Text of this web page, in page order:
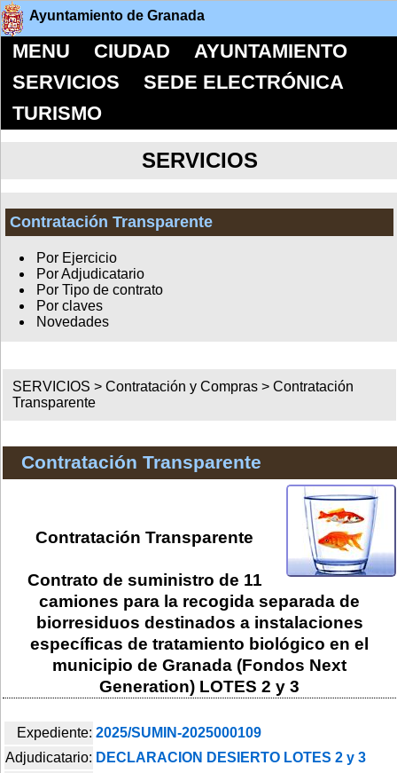
Ayuntamiento de Granada
MENU CIUDAD
AYUNTAMIENTO
SERVICIOS
SEDE ELECTRÓNICA
TURISMO
SERVICIOS
Contratación Transparente
Por Ejercicio
Por Adjudicatario
Por Tipo de contrato
Por claves
Novedades
SERVICIOS >Contratación y Compras >Contratación
Transparente
Contratación Transparente
Contratación Transparente
Contrato de suministro de 11
camiones para la recogida separada de
biorresiduos destinados a instalaciones
específicas de tratamiento biológico en el
municipio de Granada (Fondos Next
Generation) LOTES 2 y 3
Expediente: 2025/SUMIN-2025000109
Adjudicatario: DECLARACION DESIERTO LOTES 2 y 3